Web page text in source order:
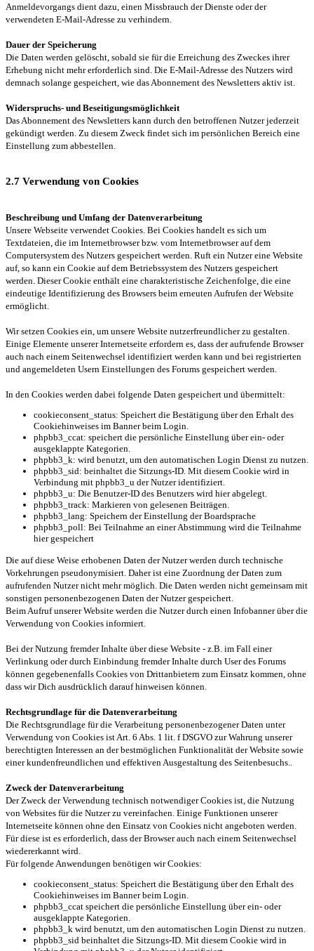
Anmeldevorgangs dient dazu, einen Missbrauch der Dienste oder der
verwendeten E-Mail-Adresse zu verhindern.
Dauer der Speicherung
Die Daten werden gelöscht, sobald sie für die Erreichung des Zweckes ihrer
Erhebung nicht mehr erforderlich sind. Die E-Mail-Adresse des Nutzers wird
demnach solange gespeichert, wie das Abonnement des Newsletters aktiv ist.
Widerspruchs- und Beseitigungsmöglichkeit
Das Abonnement des Newsletters kann durch den betroffenen Nutzer jederzeit
gekündigt werden. Zu diesem Zweck findet sich im persönlichen Bereich eine
Einstellung zum abbestellen.
2.7 Verwendung von Cookies
Beschreibung und Umfang der Datenverarbeitung
Unsere Webseite verwendet Cookies. Bei Cookies handelt es sich um
Textdateien, die im Internetbrowser bzw. vom Internetbrowser auf dem
Computersystem des Nutzers gespeichert werden. Ruft ein Nutzer eine Website
auf, so kann ein Cookie auf dem Betriebssystem des Nutzers gespeichert
werden. Dieser Cookie enthält eine charakteristische Zeichenfolge, die eine
eindeutige Identifizierung des Browsers beim erneuten Aufrufen der Website
ermöglicht.
Wir setzen Cookies ein, um unsere Website nutzerfreundlicher zu gestalten.
Einige Elemente unserer Internetseite erfordern es, dass der aufrufende Browser
auch nach einem Seitenwechsel identifiziert werden kann und bei registrierten
und angemeldeten Usern Einstellungen des Forums gespeichert werden.
In den Cookies werden dabei folgende Daten gespeichert und übermittelt:
cookieconsent_status: Speichert die Bestätigung über den Erhalt des
Cookiehinweises im Banner beim Login.
phpbb3_ccat: speichert die persönliche Einstellung über ein- oder
ausgeklappte Kategorien.
phpbb3_k: wird benutzt, um den automatischen Login Dienst zu nutzen.
phpbb3_sid: beinhaltet die Sitzungs-ID. Mit diesem Cookie wird in
Verbindung mit phpbb3_u der Nutzer identifiziert.
phpbb3_u: Die Benutzer-ID des Benutzers wird hier abgelegt.
phpbb3_track: Markieren von gelesenen Beiträgen.
phpbb3_lang: Speichern der Einstellung der Boardsprache
phpbb3_poll: Bei Teilnahme an einer Abstimmung wird die Teilnahme
hier gespeichert
Die auf diese Weise erhobenen Daten der Nutzer werden durch technische
Vorkehrungen pseudonymisiert. Daher ist eine Zuordnung der Daten zum
aufrufenden Nutzer nicht mehr möglich. Die Daten werden nicht gemeinsam mit
sonstigen personenbezogenen Daten der Nutzer gespeichert.
Beim Aufruf unserer Website werden die Nutzer durch einen Infobanner über die
Verwendung von Cookies informiert.
Bei der Nutzung fremder Inhalte über diese Website - z.B. im Fall einer
Verlinkung oder durch Einbindung fremder Inhalte durch User des Forums
können gegebenenfalls Cookies von Drittanbietern zum Einsatz kommen, ohne
dass wir Dich ausdrücklich darauf hinweisen können.
Rechtsgrundlage für die Datenverarbeitung
Die Rechtsgrundlage für die Verarbeitung personenbezogener Daten unter
Verwendung von Cookies ist Art. 6 Abs. 1 lit. f DSGVO zur Wahrung unserer
berechtigten Interessen an der bestmöglichen Funktionalität der Website sowie
einer kundenfreundlichen und effektiven Ausgestaltung des Seitenbesuchs..
Zweck der Datenverarbeitung
Der Zweck der Verwendung technisch notwendiger Cookies ist, die Nutzung
von Websites für die Nutzer zu vereinfachen. Einige Funktionen unserer
Internetseite können ohne den Einsatz von Cookies nicht angeboten werden.
Für diese ist es erforderlich, dass der Browser auch nach einem Seitenwechsel
wiedererkannt wird.
Für folgende Anwendungen benötigen wir Cookies:
cookieconsent_status: Speichert die Bestätigung über den Erhalt des
Cookiehinweises im Banner beim Login.
phpbb3_ccat speichert die persönliche Einstellung über ein- oder
ausgeklappte Kategorien.
phpbb3_k wird benutzt, um den automatischen Login Dienst zu nutzen.
phpbb3_sid beinhaltet die Sitzungs-ID. Mit diesem Cookie wird in